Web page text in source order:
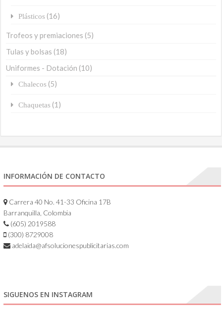
Plásticos (16)
Trofeos y premiaciones (5)
Tulas y bolsas (18)
Uniformes - Dotación (10)
Chalecos (5)
Chaquetas (1)
INFORMACIÓN DE CONTACTO
Carrera 40 No. 41-33 Oficina 17B
Barranquilla, Colombia
(605) 2019588
(300) 8729008
adelaida@afsolucionespublicitarias.com
SIGUENOS EN INSTAGRAM